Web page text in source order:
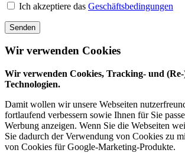
Ich akzeptiere das Geschäftsbedingungen
Senden
Wir verwenden Cookies
Wir verwenden Cookies, Tracking- und
Technologien.
Damit wollen wir unsere Webseiten
fortlaufend verbessern sowie Ihnen für Sie
Werbung anzeigen. Wenn Sie die Webseiten
Sie dadurch der Verwendung von Cookies zu
von Cookies für Google-Marketing-Produkte.